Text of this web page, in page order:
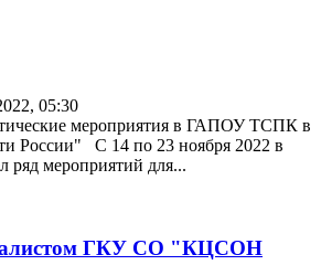
05:30
мероприятия в ГАПОУ ТСПК в
России" С 14 по 23 ноября 2022 в
мероприятий для...
ГКУ СО "КЦСОН